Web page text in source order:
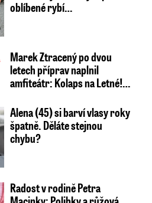
oblíbené rybí…
Marek Ztracený po dvou
letech příprav naplnil
amfiteátr: Kolaps na Letné!…
Alena (45) si barví vlasy roky
špatně. Děláte stejnou
chybu?
Radost v rodině Petra